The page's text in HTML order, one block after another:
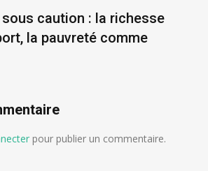
caution : la richesse
la pauvreté comme
pour publier un commentaire.